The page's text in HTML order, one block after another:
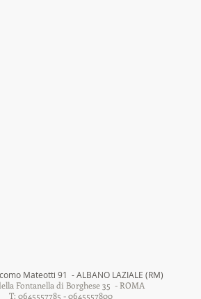
Mateotti 91 - ALBANO LAZIALE (RM)
Fontanella di Borghese 35 - ROMA
T: 0645557785 - 0645557800